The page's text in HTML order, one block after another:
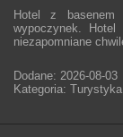
Hotel z
wypoczynek.
niezapomniane
Dodane: 2026-08-03
Kategoria: